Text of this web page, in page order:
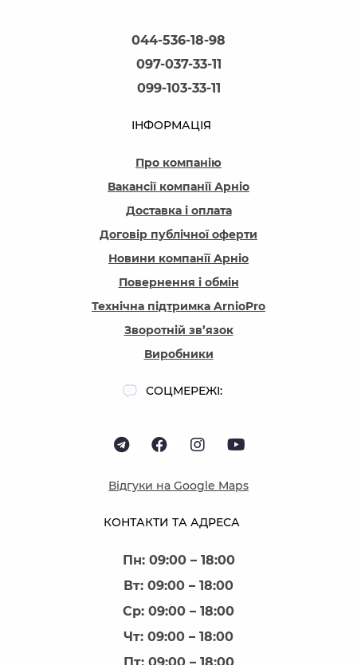
044-536-18-98
097-037-33-11
099-103-33-11
КОНТАКТИ ТА АДРЕСА
Пн: 09:00 – 18:00
Вт: 09:00 – 18:00
Ср: 09:00 – 18:00
Чт: 09:00 – 18:00
ІНФОРМАЦІЯ
Про компанію
Вакансії компанїї Арніо
Доставка і оплата
Договір публічної оферти
Новини компанїї Арніо
Повернення і обмін
Технічна підтримка ArnioPro
Зворотній зв’язок
Виробники
СОЦМЕРЕЖІ:
Відгуки на Google Maps